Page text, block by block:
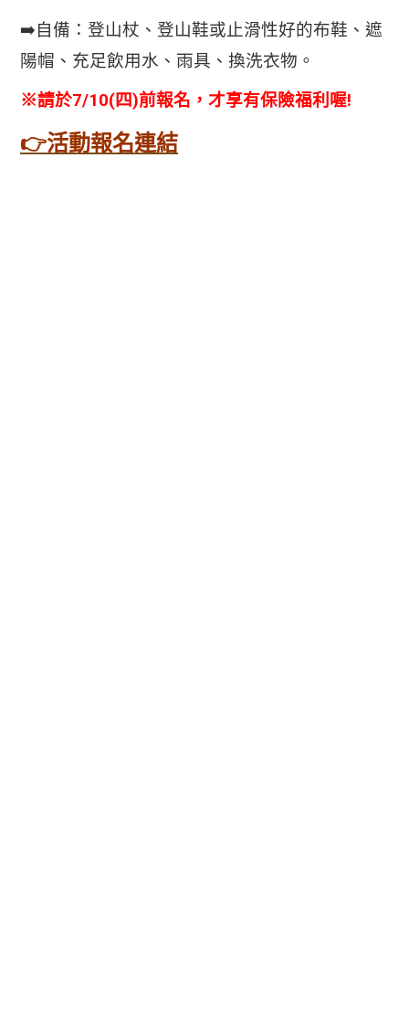
➡️自備：登山杖、登山鞋或止滑性好的布鞋、遮
陽帽、充足飲用水、雨具、換洗衣物。
※請於7/10(四)前報名，才享有保險福利喔!
👉活動報名連結